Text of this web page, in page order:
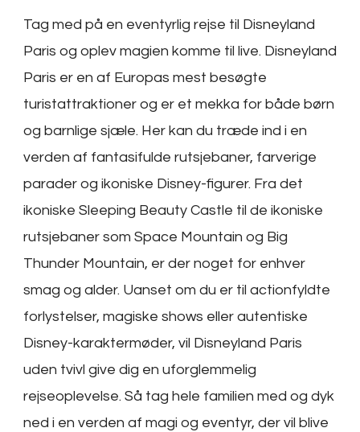
Tag med på en eventyrlig rejse til Disneyland
Paris og oplev magien komme til live. Disneyland
Paris er en af Europas mest besøgte
turistattraktioner og er et mekka for både børn
og barnlige sjæle. Her kan du træde ind i en
verden af fantasifulde rutsjebaner, farverige
parader og ikoniske Disney-figurer. Fra det
ikoniske Sleeping Beauty Castle til de ikoniske
rutsjebaner som Space Mountain og Big
Thunder Mountain, er der noget for enhver
smag og alder. Uanset om du er til actionfyldte
forlystelser, magiske shows eller autentiske
Disney-karaktermøder, vil Disneyland Paris
uden tvivl give dig en uforglemmelig
rejseoplevelse. Så tag hele familien med og dyk
ned i en verden af magi og eventyr, der vil blive